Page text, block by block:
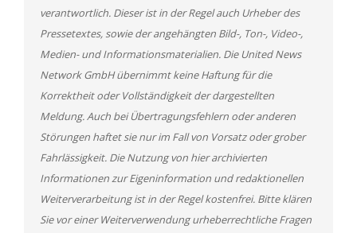
verantwortlich. Dieser ist in der Regel auch Urheber des
Pressetextes, sowie der angehängten Bild-, Ton-, Video-,
Medien- und Informationsmaterialien. Die United News
Network GmbH übernimmt keine Haftung für die
Korrektheit oder Vollständigkeit der dargestellten
Meldung. Auch bei Übertragungsfehlern oder anderen
Störungen haftet sie nur im Fall von Vorsatz oder grober
Fahrlässigkeit. Die Nutzung von hier archivierten
Informationen zur Eigeninformation und redaktionellen
Weiterverarbeitung ist in der Regel kostenfrei. Bitte klären
Sie vor einer Weiterverwendung urheberrechtliche Fragen